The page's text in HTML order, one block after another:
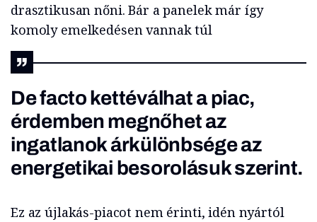
drasztikusan nőni. Bár a panelek már így
komoly emelkedésen vannak túl
De facto kettéválhat a piac,
érdemben megnőhet az
ingatlanok árkülönbsége az
energetikai besorolásuk szerint.
Ez az újlakás-piacot nem érinti, idén nyártól